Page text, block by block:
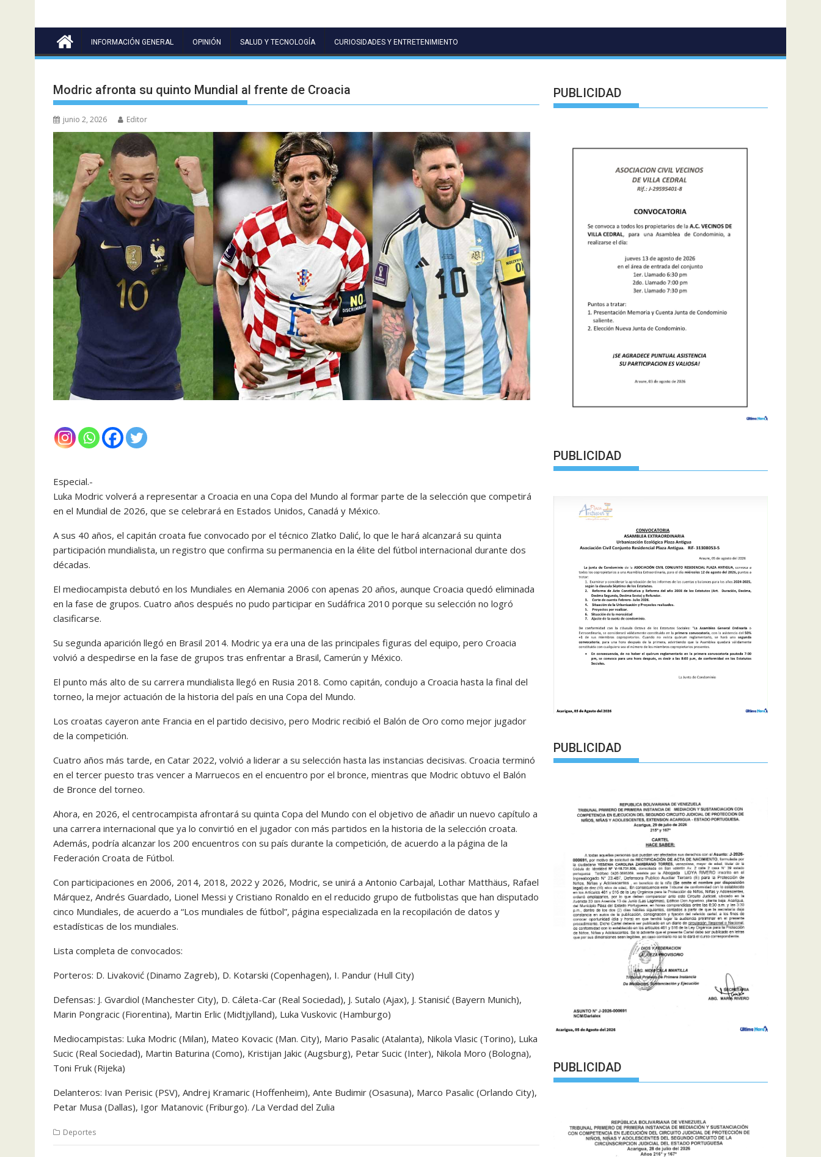
INFORMACIÓN GENERAL OPINIÓN SALUD Y TECNOLOGÍA CURIOSIDADES Y ENTRETENIMIENTO
Modric afronta su quinto Mundial al frente de Croacia
junio 2, 2026 Editor
Especial.-
Luka Modric volverá a representar a Croacia en una Copa del Mundo al formar parte de la selección que competirá
en el Mundial de 2026, que se celebrará en Estados Unidos, Canadá y México.
A sus 40 años, el capitán croata fue convocado por el técnico Zlatko Dalić, lo que le hará alcanzará su quinta
participación mundialista, un registro que confirma su permanencia en la élite del fútbol internacional durante dos
décadas.
El mediocampista debutó en los Mundiales en Alemania 2006 con apenas 20 años, aunque Croacia quedó eliminada
en la fase de grupos. Cuatro años después no pudo participar en Sudáfrica 2010 porque su selección no logró
clasificarse.
Su segunda aparición llegó en Brasil 2014. Modric ya era una de las principales figuras del equipo, pero Croacia
volvió a despedirse en la fase de grupos tras enfrentar a Brasil, Camerún y México.
El punto más alto de su carrera mundialista llegó en Rusia 2018. Como capitán, condujo a Croacia hasta la final del
torneo, la mejor actuación de la historia del país en una Copa del Mundo.
Los croatas cayeron ante Francia en el partido decisivo, pero Modric recibió el Balón de Oro como mejor jugador
de la competición.
Cuatro años más tarde, en Catar 2022, volvió a liderar a su selección hasta las instancias decisivas. Croacia terminó
en el tercer puesto tras vencer a Marruecos en el encuentro por el bronce, mientras que Modric obtuvo el Balón
de Bronce del torneo.
Ahora, en 2026, el centrocampista afrontará su quinta Copa del Mundo con el objetivo de añadir un nuevo capítulo a
una carrera internacional que ya lo convirtió en el jugador con más partidos en la historia de la selección croata.
Además, podría alcanzar los 200 encuentros con su país durante la competición, de acuerdo a la página de la
Federación Croata de Fútbol.
Con participaciones en 2006, 2014, 2018, 2022 y 2026, Modric, se unirá a Antonio Carbajal, Lothar Matthäus, Rafael
Márquez, Andrés Guardado, Lionel Messi y Cristiano Ronaldo en el reducido grupo de futbolistas que han disputado
cinco Mundiales, de acuerdo a “Los mundiales de fútbol”, página especializada en la recopilación de datos y
estadísticas de los mundiales.
Lista completa de convocados:
Porteros: D. Livaković (Dinamo Zagreb), D. Kotarski (Copenhagen), I. Pandur (Hull City)
Defensas: J. Gvardiol (Manchester City), D. Cáleta-Car (Real Sociedad), J. Sutalo (Ajax), J. Stanisić (Bayern Munich),
Marin Pongracic (Fiorentina), Martin Erlic (Midtjylland), Luka Vuskovic (Hamburgo)
Mediocampistas: Luka Modric (Milan), Mateo Kovacic (Man. City), Mario Pasalic (Atalanta), Nikola Vlasic (Torino), Luka
Sucic (Real Sociedad), Martin Baturina (Como), Kristijan Jakic (Augsburg), Petar Sucic (Inter), Nikola Moro (Bologna),
Toni Fruk (Rijeka)
Delanteros: Ivan Perisic (PSV), Andrej Kramaric (Hoffenheim), Ante Budimir (Osasuna), Marco Pasalic (Orlando City),
Petar Musa (Dallas), Igor Matanovic (Friburgo). /La Verdad del Zulia
Deportes
PUBLICIDAD
PUBLICIDAD
PUBLICIDAD
PUBLICIDAD